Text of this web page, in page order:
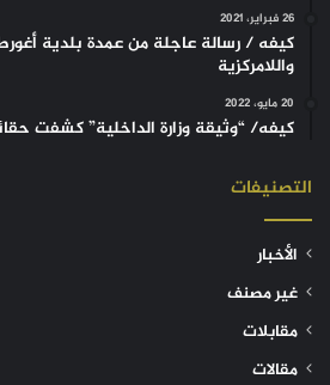
26 فبراير، 2021
كيفه / رسالة عاجلة من عمدة بلدية أغورط
واللامركزية
20 مايو، 2022
كيفه/ “وثيقة وزارة الداخلية” كشفت
التصنيفات
الأخبار
غير مصنف
مقابلات
مقالات